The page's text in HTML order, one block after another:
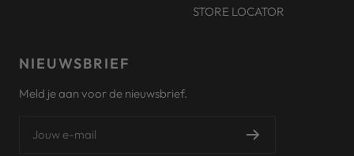
STORE LOCATOR
NIEUWSBRIEF
Meld je aan voor de nieuwsbrief.
Jouw e-mail